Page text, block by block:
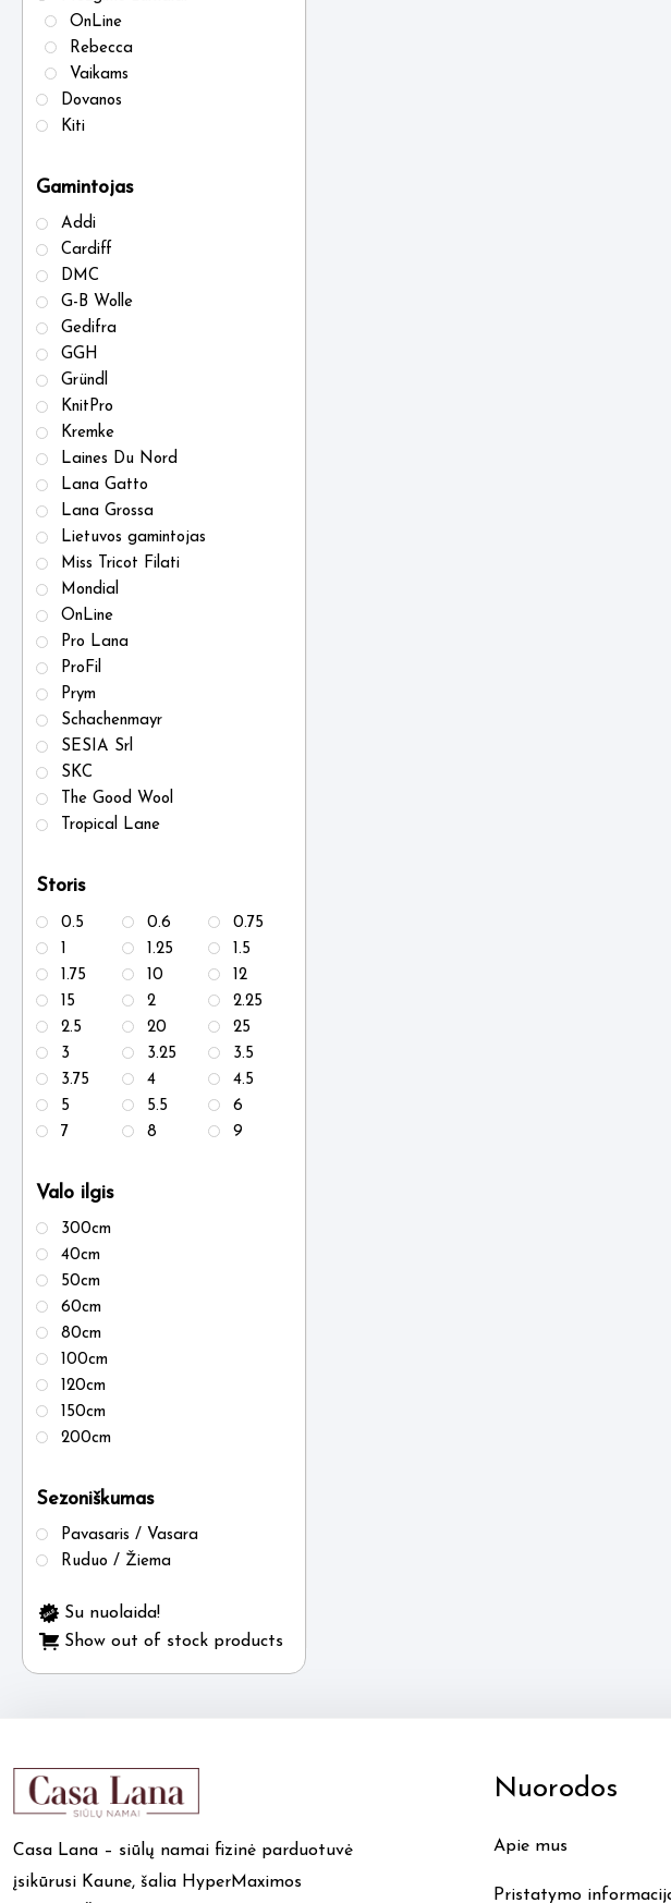
OnLine
Rebecca
Vaikams
Dovanos
Kiti
Gamintojas
Addi
Cardiff
DMC
G-B Wolle
Gedifra
GGH
Gründl
KnitPro
Kremke
Laines Du Nord
Lana Gatto
Lana Grossa
Lietuvos gamintojas
Miss Tricot Filati
Mondial
OnLine
Pro Lana
ProFil
Prym
Schachenmayr
SESIA Srl
SKC
The Good Wool
Tropical Lane
Storis
0.5 0.6
0.75
1
1.25
1.5
1.75
10
12
15
2
2.25
2.5
20
25
3
3.25
3.5
3.75
4
4.5
5
5.5
6
7
8 9
Valo ilgis
300cm
40cm
50cm
60cm
80cm
100cm
120cm
150cm
200cm
Sezoniškumas
Pavasaris / Vasara
Ruduo / Žiema
Su nuolaida!
Show out of stock products
Casa Lana – siūlų namai fizinė parduotuvė
įsikūrusi Kaune, šalia HyperMaximos
Nuorodos
Apie mus
Pristatymo